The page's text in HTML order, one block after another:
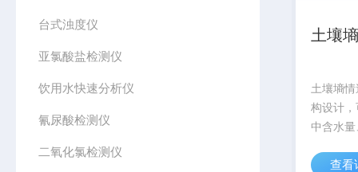
台式浊度仪
亚氯酸盐检测仪
饮用水快速分析仪
氰尿酸检测仪
二氧化氯检测仪
土壤
土壤墒
构设计
中含水
地、不
查看